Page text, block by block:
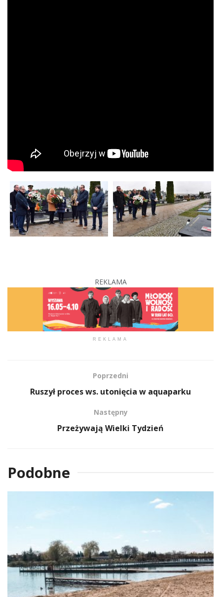
REKLAMA
REKLAMA
Poprzedni
Ruszył proces ws. utonięcia w aquaparku
Następny
Przeżywają Wielki Tydzień
Podobne